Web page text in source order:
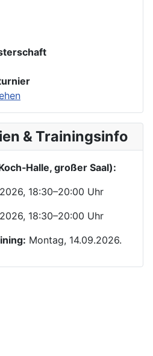
& Trainingsinfo
großer Saal):
18:30–20:00 Uhr
18:30–20:00 Uhr
Montag, 14.09.2026.